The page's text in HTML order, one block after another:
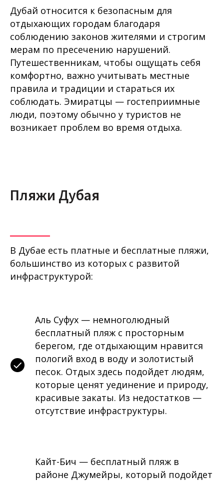
Дубай относится к безопасным для
отдыхающих городам благодаря
соблюдению законов жителями и строгим
мерам по пресечению нарушений.
Путешественникам, чтобы ощущать себя
комфортно, важно учитывать местные
правила и традиции и стараться их
соблюдать. Эмиратцы — гостеприимные
люди, поэтому обычно у туристов не
возникает проблем во время отдыха.
Пляжи Дубая
В Дубае есть платные и бесплатные пляжи,
большинство из которых с развитой
инфраструктурой:
Аль Суфух — немноголюдный
бесплатный пляж с просторным
берегом, где отдыхающим нравится
пологий вход в воду и золотистый
песок. Отдых здесь подойдет людям,
которые ценят уединение и природу,
красивые закаты. Из недостатков —
отсутствие инфраструктуры.
Кайт-Бич — бесплатный пляж в
районе Джумейры, который подойдет